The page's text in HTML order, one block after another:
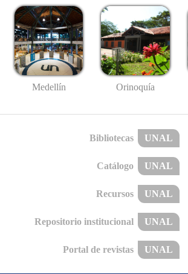
Medellín Orinoquía
Bibliotecas UNAL
Catálogo UNAL
Recursos UNAL
Repositorio institucional UNAL
Portal de revistas UNAL